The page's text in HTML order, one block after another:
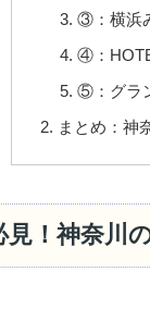
③：横浜
④：
⑤：グラ
まとめ：神
！神奈川